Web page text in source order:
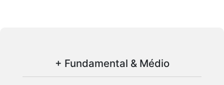
+ Fundamental & Médio